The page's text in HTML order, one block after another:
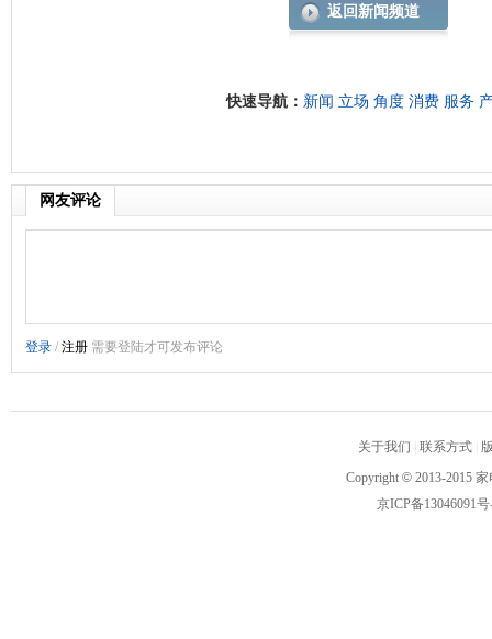
返回新闻频道
快速导航： 新闻 立场 角度 消费 服务
网友评论
关于我们 联系方式
Copyright © 2013-2015
京ICP备13046091号